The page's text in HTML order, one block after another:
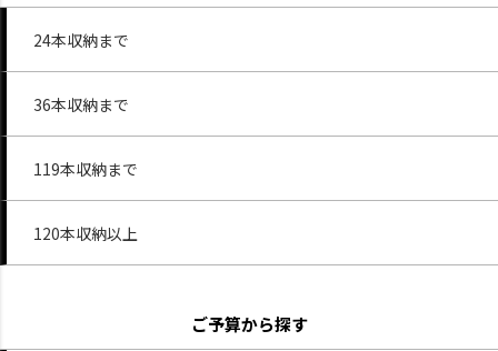
24本収納まで
36本収納まで
119本収納まで
120本収納以上
ご予算から探す